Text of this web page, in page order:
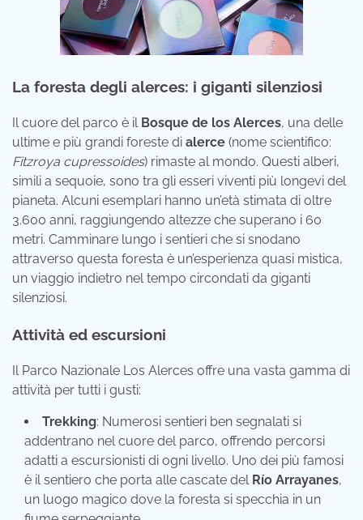
La foresta degli alerces: i giganti silenziosi
Il cuore del parco è il Bosque de los Alerces, una delle
ultime e più grandi foreste di alerce (nome scientifico:
Fitzroya cupressoides) rimaste al mondo. Questi alberi,
simili a sequoie, sono tra gli esseri viventi più longevi del
pianeta. Alcuni esemplari hanno un’età stimata di oltre
3.600 anni, raggiungendo altezze che superano i 60
metri. Camminare lungo i sentieri che si snodano
attraverso questa foresta è un’esperienza quasi mistica,
un viaggio indietro nel tempo circondati da giganti
silenziosi.
Attività ed escursioni
Il Parco Nazionale Los Alerces offre una vasta gamma di
attività per tutti i gusti:
Trekking: Numerosi sentieri ben segnalati si
addentrano nel cuore del parco, offrendo percorsi
adatti a escursionisti di ogni livello. Uno dei più famosi
è il sentiero che porta alle cascate del Río Arrayanes,
un luogo magico dove la foresta si specchia in un